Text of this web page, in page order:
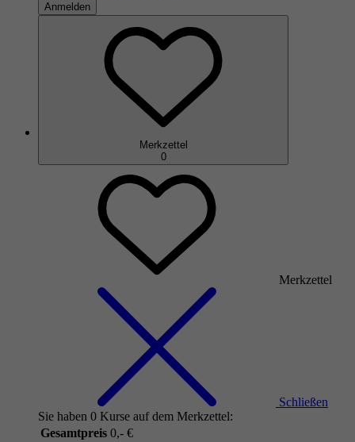
Anmelden
Merkzettel
0
Merkzettel
Schließen
Sie haben 0 Kurse auf dem Merkzettel:
Gesamtpreis 0,- €